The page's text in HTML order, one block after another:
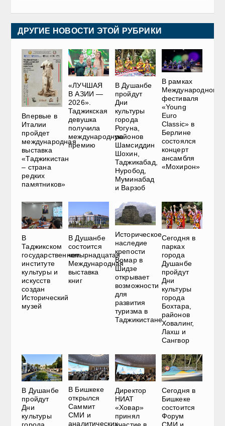
ДРУГИЕ НОВОСТИ ЭТОЙ РУБРИКИ
Впервые в
Италии
пройдет
международная
выставка
«Таджикистан
– страна
редких
памятников»
«ЛУЧШАЯ
В АЗИИ —
2026».
Таджикская
девушка
получила
международную
премию
В Душанбе
пройдут
Дни
культуры
города
Рогуна,
районов
Шамсиддин
Шохин,
Таджикабад,
Нуробод,
Муминабад
и Варзоб
В рамках
Международного
фестиваля
«Young
Euro
Classic» в
Берлине
состоялся
концерт
ансамбля
«Мохирон»
В
Таджикском
государственном
институте
культуры и
искусств
создан
Исторический
музей
В Душанбе
состоится
четырнадцатая
Международная
выставка
книг
Историческое
наследие
крепости
Вомар в
Шидзе
открывает
возможности
для
развития
туризма в
Таджикистане
Сегодня в
парках
города
Душанбе
пройдут
Дни
культуры
города
Бохтара,
районов
Ховалинг,
Лахш и
Сангвор
В Душанбе
пройдут
Дни
культуры
В Бишкеке
открылся
Саммит
СМИ и
аналитических
Директор
НИАТ
«Ховар»
принял
Сегодня в
Бишкеке
состоится
Форум